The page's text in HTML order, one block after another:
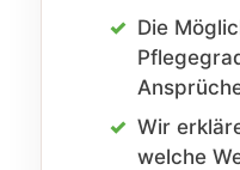
Die
Wir
welche